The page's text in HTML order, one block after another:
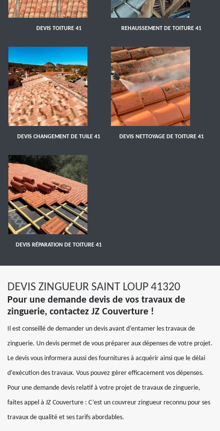
DEVIS TOITURE 41 REHAUSSEMENT DE TOITURE 41
DEVIS CHANGEMENT DE TUILE 41 DEVIS NETTOYAGE DE TOITURE 41
DEVIS RÉPARATION DE TOITURE 41
DEVIS ZINGUEUR SAINT LOUP 41320
Pour une demande devis de vos travaux de
zinguerie, contactez JZ Couverture !
Il est conseillé de demander un devis avant d’entamer les travaux de
zinguerie. Un devis permet de vous préparer aux dépenses de votre projet.
Le devis vous informera aussi des fournitures à acquérir ainsi que le délai
d’exécution des travaux. Vous pouvez gérer efficacement vos dépenses.
Pour une demande devis relatif à votre projet de travaux de zinguerie,
faites appel à JZ Couverture : C’est un couvreur zingueur reconnu pour ses
travaux de qualité et ses tarifs abordables.